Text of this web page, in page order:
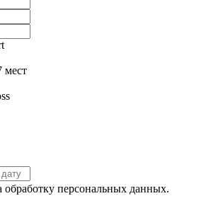
мест
обработку персональных данных.